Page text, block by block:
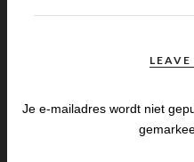
LEAVE
Je e-mailadres wordt niet